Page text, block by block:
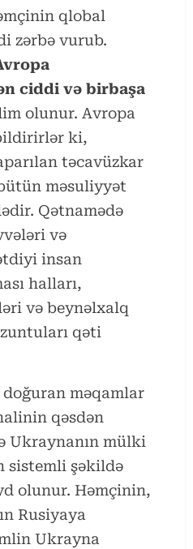
qlobal
zərbə vurub.
ciddi və birbaşa
olunur. Avropa
ki,
təcavüzkar
məsuliyyət
Qətnamədə
və
insan
halları,
və beynəlxalq
qəti
məqamlar
qəsdən
Ukraynanın mülki
şəkildə
olunur. Həmçinin,
Rusiyaya
Ukrayna